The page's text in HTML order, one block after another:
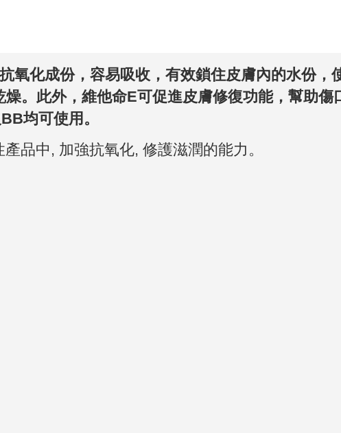
氧化成份，容易吸收，有效鎖住皮膚內的水份，
。此外，維他命E可促進皮膚修復功能，幫助
均可使用。
品中, 加強抗氧化, 修護滋潤的能力。